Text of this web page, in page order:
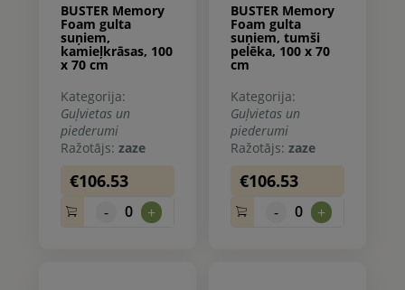
BUSTER Memory
Foam gulta
suņiem,
kamieļkrāsas, 100
x 70 cm
Kategorija:
Guļvietas un
piederumi
Ražotājs: zaze
€106.53
- 0 +
BUSTER Memory
Foam gulta
suņiem, tumši
pelēka, 100 x 70
cm
Kategorija:
Guļvietas un
piederumi
Ražotājs: zaze
€106.53
- 0 +